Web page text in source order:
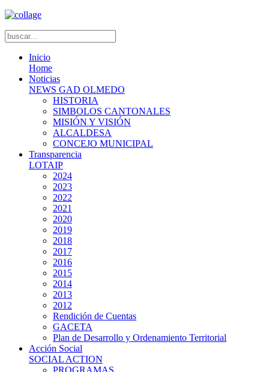
Inicio
Home
Noticias
NEWS GAD OLMEDO
HISTORIA
SIMBOLOS CANTONALES
MISIÓN Y VISIÓN
ALCALDESA
CONCEJO MUNICIPAL
Transparencia
LOTAIP
2024
2023
2022
2021
2020
2019
2018
2017
2016
2015
2014
2013
2012
Rendición de Cuentas
GACETA
Plan de Desarrollo y Ordenamiento Territorial
Acción Social
SOCIAL ACTION
PROGRAMAS